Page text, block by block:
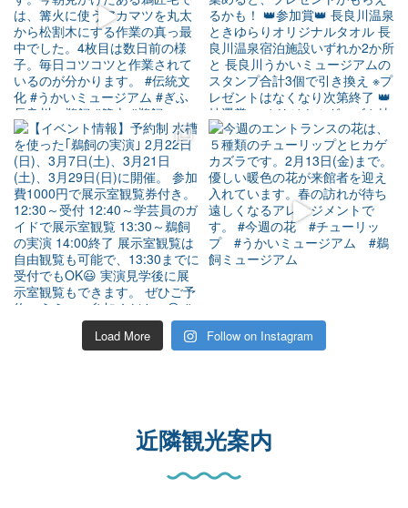
Load More Follow on Instagram
近隣観光案内